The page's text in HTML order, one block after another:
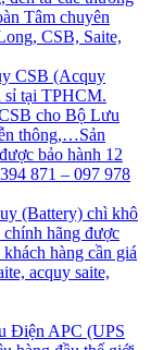
Tâm chuyên
CSB, Saite,
CSB (Acquy
sỉ tại TPHCM.
cho Bộ Lưu
thông,…Sản
bảo hành 12
871 – 097 978
(Battery) chì khô
hãng được
hàng cần giá
acquy saite,
Điện APC (UPS